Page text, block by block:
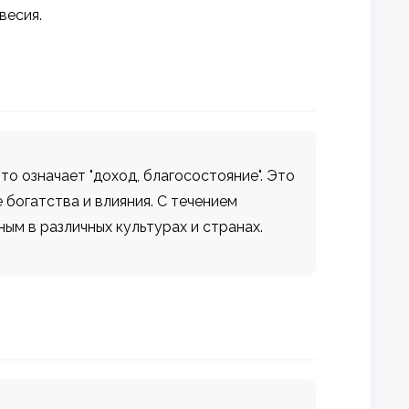
означает "доход, благосостояние". Это
и влияния. С течением
в различных культурах и странах.